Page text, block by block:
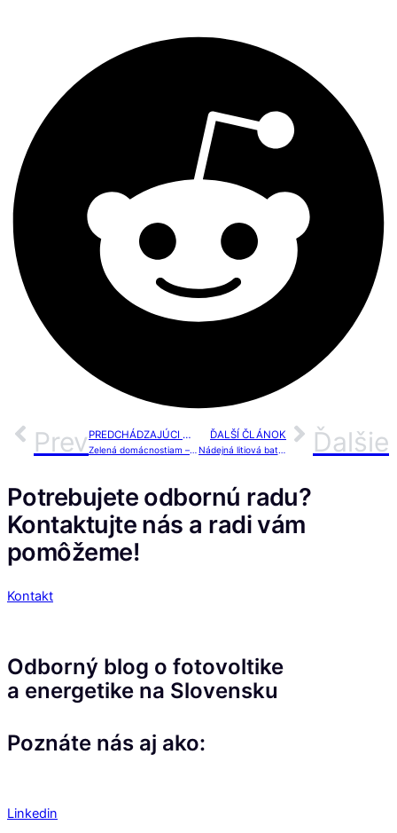
Prev PREDCHÁDZAJÚCI ČLÁNOK
Zelená domácnostiam – ako sa nesklamať (2 z 2)
ĎALŠÍ ČLÁNOK
Nádejná litiová batérie z Čiech Ďalšie
Potrebujete odbornú radu?
Kontaktujte nás a radi vám
pomôžeme!
Kontakt
Odborný blog o fotovoltike
a energetike na Slovensku
Poznáte nás aj ako:
Linkedin